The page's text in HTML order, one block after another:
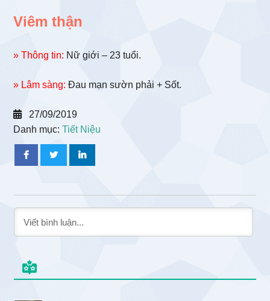
Viêm thận
» Thông tin: Nữ giới – 23 tuổi.
» Lâm sàng: Đau mạn sườn phải + Sốt.
27/09/2019
Danh mục:Tiết Niệu